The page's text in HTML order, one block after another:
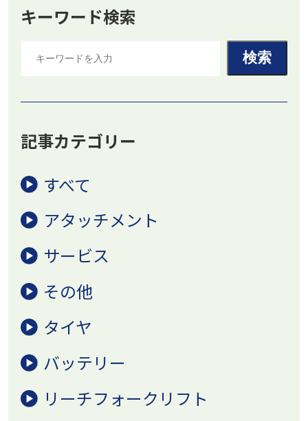
キーワード検索
記事カテゴリー
すべて
アタッチメント
サービス
その他
タイヤ
バッテリー
リーチフォークリフト